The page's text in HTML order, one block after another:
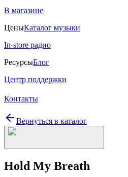
В магазине
ЦеныКаталог музыки
In-store радио
РесурсыБлог
Центр поддержки
Контакты
Вернуться в каталог
Hold My Breath